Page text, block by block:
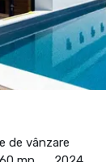
de vânzare